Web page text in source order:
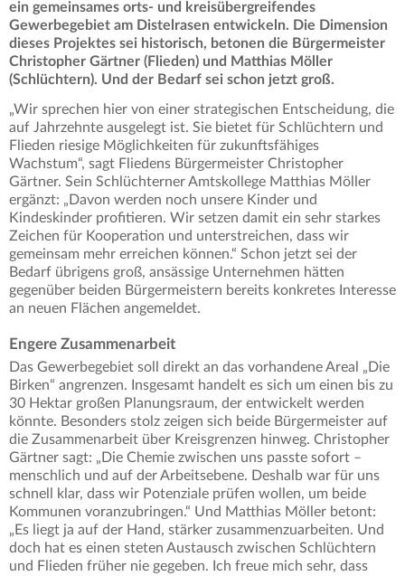
ein gemeinsames orts- und kreisübergreifendes
Gewerbegebiet am Distelrasen entwickeln. Die Dimension
dieses Projektes sei historisch, betonen die Bürgermeister
Christopher Gärtner (Flieden) und Matthias Möller
(Schlüchtern). Und der Bedarf sei schon jetzt groß.
„Wir sprechen hier von einer strategischen Entscheidung, die
auf Jahrzehnte ausgelegt ist. Sie bietet für Schlüchtern und
Flieden riesige Möglichkeiten für zukunftsfähiges
Wachstum“, sagt Fliedens Bürgermeister Christopher
Gärtner. Sein Schlüchterner Amtskollege Matthias Möller
ergänzt: „Davon werden noch unsere Kinder und
Kindeskinder profitieren. Wir setzen damit ein sehr starkes
Zeichen für Kooperation und unterstreichen, dass wir
gemeinsam mehr erreichen können.“ Schon jetzt sei der
Bedarf übrigens groß, ansässige Unternehmen hätten
gegenüber beiden Bürgermeistern bereits konkretes Interesse
an neuen Flächen angemeldet.
Engere Zusammenarbeit
Das Gewerbegebiet soll direkt an das vorhandene Areal „Die
Birken“ angrenzen. Insgesamt handelt es sich um einen bis zu
30 Hektar großen Planungsraum, der entwickelt werden
könnte. Besonders stolz zeigen sich beide Bürgermeister auf
die Zusammenarbeit über Kreisgrenzen hinweg. Christopher
Gärtner sagt: „Die Chemie zwischen uns passte sofort –
menschlich und auf der Arbeitsebene. Deshalb war für uns
schnell klar, dass wir Potenziale prüfen wollen, um beide
Kommunen voranzubringen.“ Und Matthias Möller betont:
„Es liegt ja auf der Hand, stärker zusammenzuarbeiten. Und
doch hat es einen steten Austausch zwischen Schlüchtern
und Flieden früher nie gegeben. Ich freue mich sehr, dass